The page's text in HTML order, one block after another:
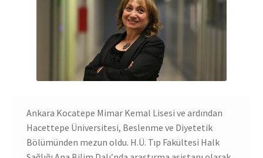
Ankara Kocatepe Mimar Kemal Lisesi ve ardından
Hacettepe Üniversitesi, Beslenme ve Diyetetik
Bölümünden mezun oldu. H.Ü. Tıp Fakültesi Halk